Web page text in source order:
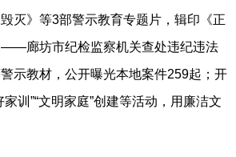
灭》等3部警示教育专题片，辑印《正
——廊坊市纪检监察机关查处违纪违法
示教材，公开曝光本地案件259起；开
训”“文明家庭”创建等活动，用廉洁文